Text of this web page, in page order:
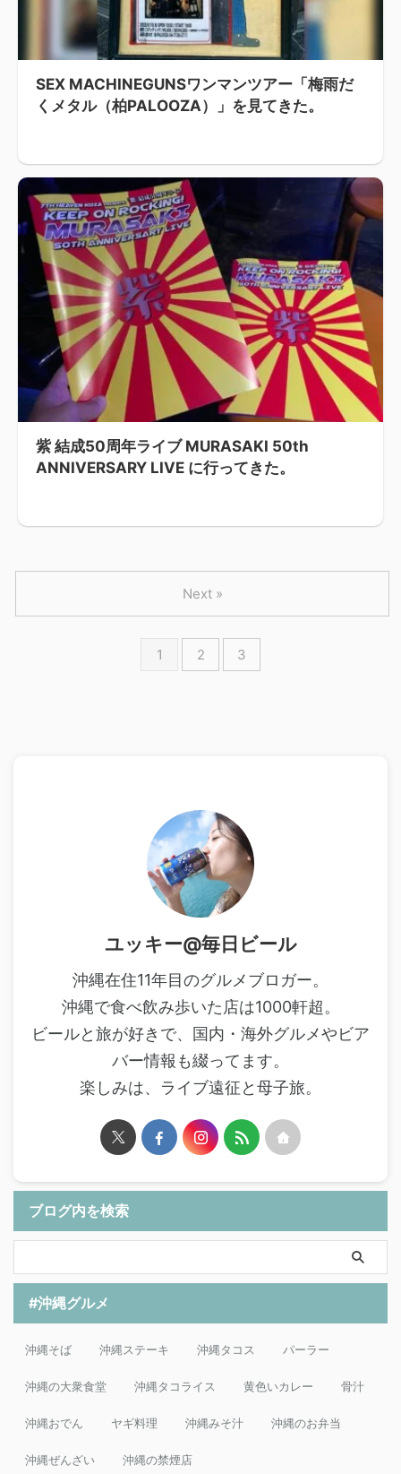
SEX MACHINEGUNSワンマンツアー「梅雨だ
くメタル（柏PALOOZA）」を見てきた。
紫 結成50周年ライブ MURASAKI 50th
ANNIVERSARY LIVE に行ってきた。
1 2 3
Next »
ユッキー@毎日ビール
沖縄在住11年目のグルメブロガー。
沖縄で食べ飲み歩いた店は1000軒超。
ビールと旅が好きで、国内・海外グルメやビア
バー情報も綴ってます。
楽しみは、ライブ遠征と母子旅。
ブログ内を検索
#沖縄グルメ
沖縄そば 沖縄ステーキ 沖縄タコス パーラー
沖縄の大衆食堂 沖縄タコライス 黄色いカレー 骨汁
沖縄おでん ヤギ料理 沖縄みそ汁 沖縄のお弁当
沖縄ぜんざい 沖縄の禁煙店